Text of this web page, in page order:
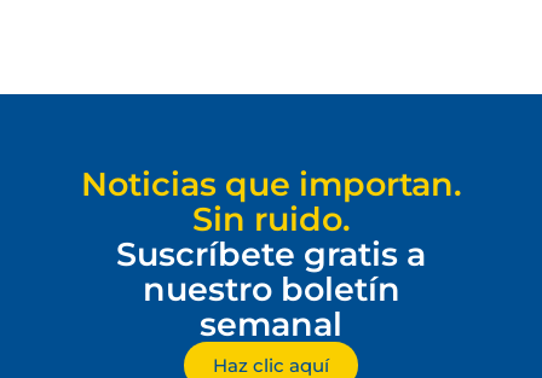
Noticias que importan.
Sin ruido.
Suscríbete gratis a
nuestro boletín
semanal
Haz clic aquí